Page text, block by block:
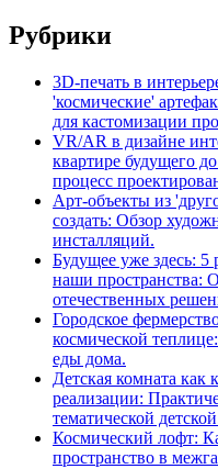
Рубрики
3D-печать в
'космические'
для кастомизации
VR/AR в дизайне
квартире будущего
процесс
Арт-объекты из
создать: Обзор
инсталляций.
Будущее уже здесь:
наши пространства:
отечественных
Городское
космической
еды дома.
Детская комната как
реализации:
тематической
Космический лофт:
пространство в